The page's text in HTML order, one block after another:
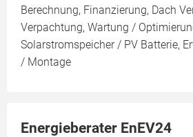
Berechnung, Finanzierung, Dach
Verpachtung, Wartung /
Solarstromspeicher / PV Batterie,
/ Montage
Energieberater EnEV24